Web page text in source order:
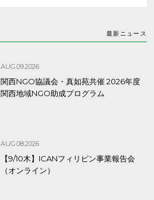
最新ニュース
AUG.09.2026
関西NGO協議会・真如苑共催 2026年度
関西地域NGO助成プログラム
AUG.08.2026
【9/10木】ICANフィリピン事業報告会
（オンライン）